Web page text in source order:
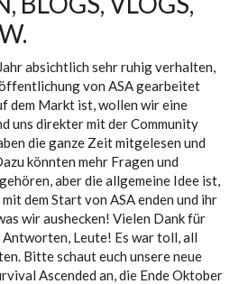
absichtlich sehr ruhig verhalten,
von ASA gearbeitet
dem Markt ist, wollen wir eine
uns direkter mit der Community
die ganze Zeit mitgelesen und
könnten mehr Fragen und
aber die allgemeine Idee ist,
dem Start von ASA enden und ihr
wir aushecken! Vielen Dank für
Antworten, Leute! Es war toll, all
Bitte schaut euch unsere neue
Ascended an, die Ende Oktober